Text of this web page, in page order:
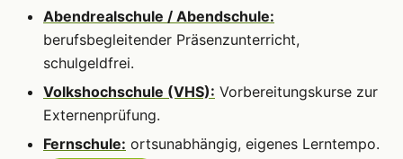
Abendrealschule / Abendschule:
berufsbegleitender Präsenzunterricht,
schulgeldfrei.
Volkshochschule (VHS): Vorbereitungskurse zur
Externenprüfung.
Fernschule: ortsunabhängig, eigenes Lerntempo.